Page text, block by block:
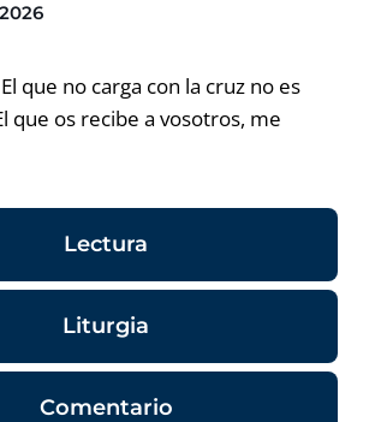
que no carga con la cruz no es
que os recibe a vosotros, me
Lectura
Liturgia
Comentario